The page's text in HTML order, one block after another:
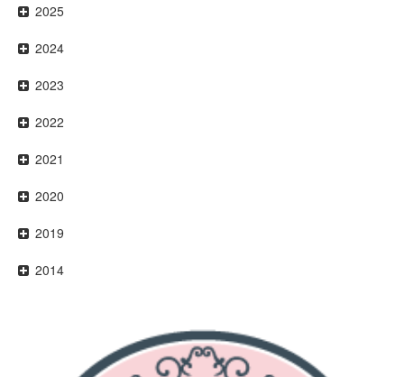
2025
2024
2023
2022
2021
2020
2019
2014